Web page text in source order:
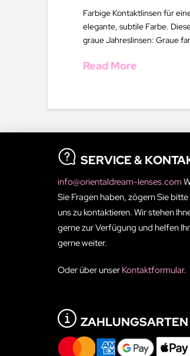
Farbige Kontaktlinsen für
elegante, subtile Farbe.
graue Jahreslinsen: Graue
Read More
SERVICE &
info@orientaldream-lenses.com
Sie Fragen haben, zögern Sie
uns zu kontaktieren. Wir stehen
gerne zur Verfügung und helfen
gerne weiter.
Oder über unserKontaktformular.
ZAHLUNGSARTEN